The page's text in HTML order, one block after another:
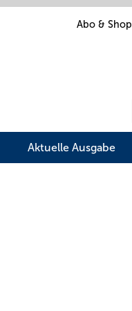
Abo & Shop
Aktuelle Ausgabe